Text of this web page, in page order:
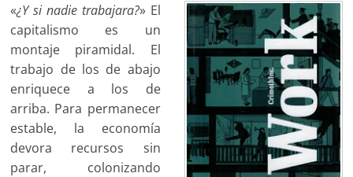
«¿Y si nadie trabajara?» El
capitalismo es un
montaje piramidal. El
trabajo de los de abajo
enriquece a los de
arriba. Para permanecer
estable, la economía
devora recursos sin
parar, colonizando